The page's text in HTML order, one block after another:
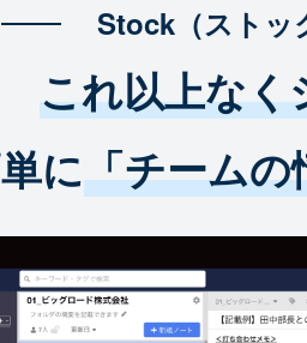
Stock（ストッ
これ以上なく
に「チームの